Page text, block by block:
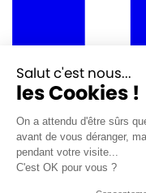
Salut c'est nous...
les Cookies !
On a attendu d'être sûrs
avant de vous déranger,
pendant votre visite...
C'est OK pour vous ?